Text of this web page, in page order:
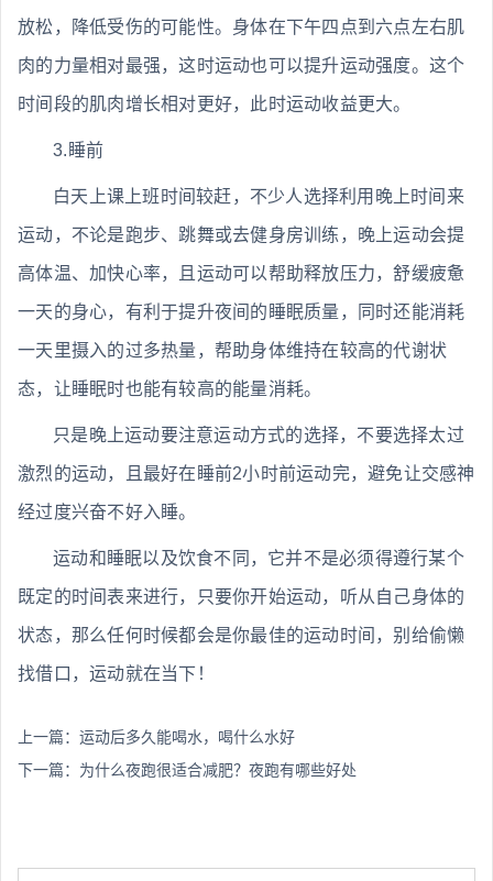
放松，降低受伤的可能性。身体在下午四点到六点左右肌
肉的力量相对最强，这时运动也可以提升运动强度。这个
时间段的肌肉增长相对更好，此时运动收益更大。
3.睡前
白天上课上班时间较赶，不少人选择利用晚上时间来
运动，不论是跑步、跳舞或去健身房训练，晚上运动会提
高体温、加快心率，且运动可以帮助释放压力，舒缓疲惫
一天的身心，有利于提升夜间的睡眠质量，同时还能消耗
一天里摄入的过多热量，帮助身体维持在较高的代谢状
态，让睡眠时也能有较高的能量消耗。
只是晚上运动要注意运动方式的选择，不要选择太过
激烈的运动，且最好在睡前2小时前运动完，避免让交感神
经过度兴奋不好入睡。
运动和睡眠以及饮食不同，它并不是必须得遵行某个
既定的时间表来进行，只要你开始运动，听从自己身体的
状态，那么任何时候都会是你最佳的运动时间，别给偷懒
找借口，运动就在当下！
上一篇： 运动后多久能喝水，喝什么水好
下一篇： 为什么夜跑很适合减肥？夜跑有哪些好处